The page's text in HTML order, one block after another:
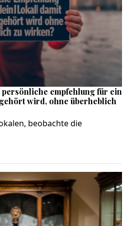
empfehlung für ein
wird, ohne überheblich
beobachte die